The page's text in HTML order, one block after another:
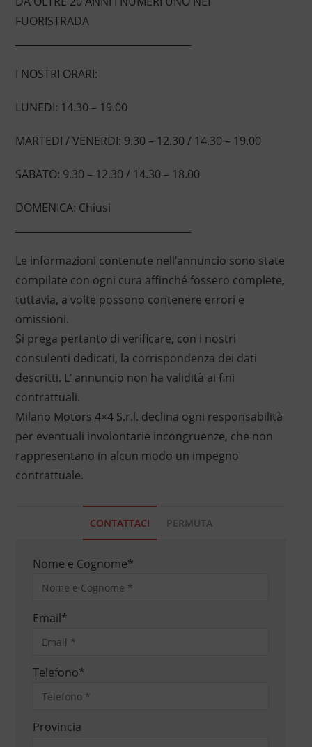
FUORISTRADA
I NOSTRI ORARI:
LUNEDI: 14.30 – 19.00
MARTEDI / VENERDI: 9.30 – 12.30 / 14.30 – 19.00
SABATO: 9.30 – 12.30 / 14.30 – 18.00
DOMENICA: Chiusi
Le informazioni contenute nell’annuncio sono state
compilate con ogni cura affinché fossero complete,
tuttavia, a volte possono contenere errori e
omissioni.
Si prega pertanto di verificare, con i nostri
consulenti dedicati, la corrispondenza dei dati
descritti. L’ annuncio non ha validità ai fini
contrattuali.
Milano Motors 4×4 S.r.l. declina ogni responsabilità
per eventuali involontarie incongruenze, che non
rappresentano in alcun modo un impegno
contrattuale.
CONTATTACI PERMUTA
Nome e Cognome*
Email*
Telefono*
Provincia